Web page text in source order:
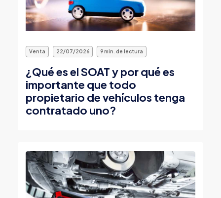
Venta 22/07/2026 9 min. de lectura
¿Qué es el SOAT y por qué es
importante que todo
propietario de vehículos tenga
contratado uno?